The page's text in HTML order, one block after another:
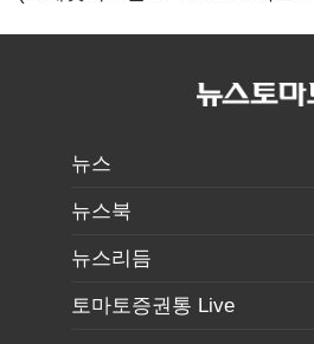
데이터센터 타고
신청 예정
뉴스
뉴스북
뉴스리듬
토마토증권통 Live